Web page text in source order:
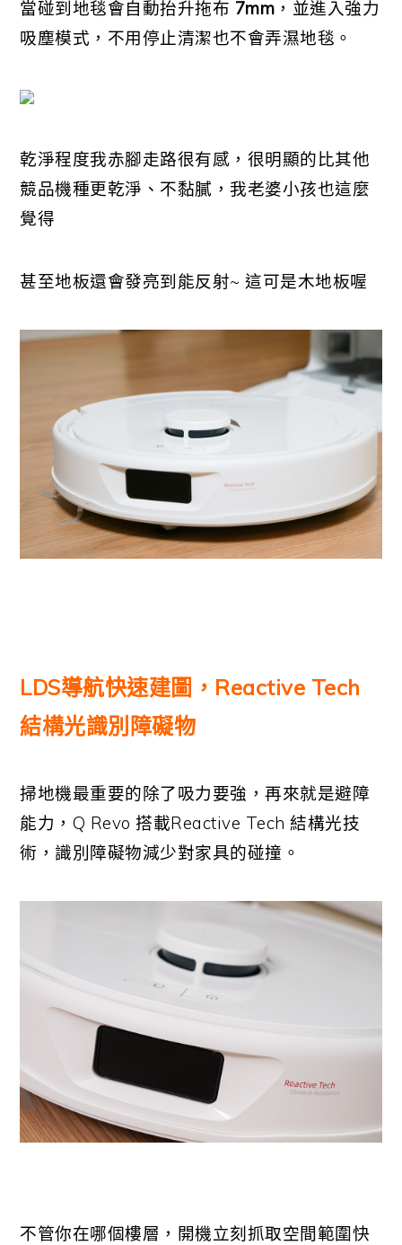
當碰到地毯會自動抬升拖布 7mm ，並進入強力
吸塵模式，不用停止清潔也不會弄濕地毯。
乾淨程度我赤腳走路很有感，很明顯的比其他
競品機種更乾淨、不黏膩，我老婆小孩也這麼
覺得
甚至地板還會發亮到能反射~ 這可是木地板喔
LDS導航快速建圖，Reactive Tech
結構光識別障礙物
掃地機最重要的除了吸力要強，再來就是避障
能力，Q Revo 搭載Reactive Tech 結構光技
術，識別障礙物減少對家具的碰撞。
不管你在哪個樓層，開機立刻抓取空間範圍快